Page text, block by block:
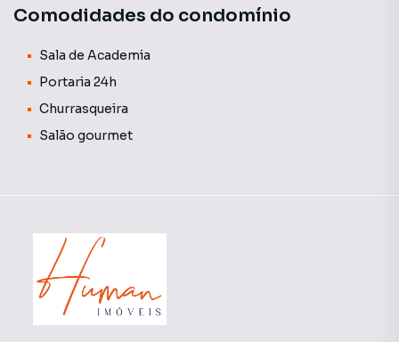
O valor do condomínio divulgado é uma média aproximada,
edifício. As tarifas de água e gás não estão incluídas nessa
média e geralmente são cobradas juntamente com o
boleto do condomínio.
Comodidades do condomínio
Sala de Academia
Portaria 24h
Churrasqueira
Salão gourmet